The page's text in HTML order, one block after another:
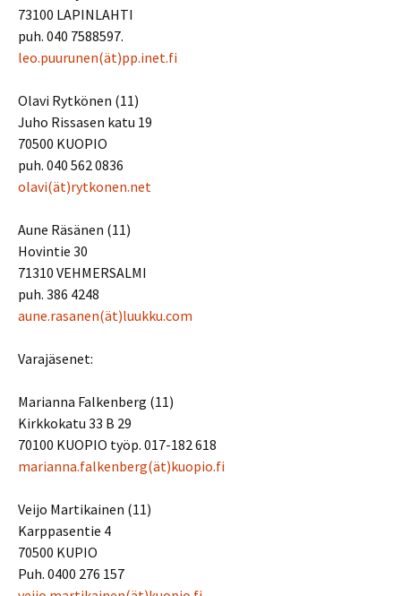
73100 LAPINLAHTI
puh. 040 7588597.
leo.puurunen(ät)pp.inet.fi
Olavi Rytkönen (11)
Juho Rissasen katu 19
70500 KUOPIO
puh. 040 562 0836
olavi(ät)rytkonen.net
Aune Räsänen (11)
Hovintie 30
71310 VEHMERSALMI
puh. 386 4248
aune.rasanen(ät)luukku.com
Varajäsenet:
Marianna Falkenberg (11)
Kirkkokatu 33 B 29
70100 KUOPIO työp. 017-182 618
marianna.falkenberg(ät)kuopio.fi
Veijo Martikainen (11)
Karppasentie 4
70500 KUPIO
Puh. 0400 276 157